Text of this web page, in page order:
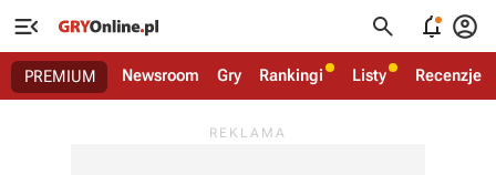
   
PREMIUM Newsroom Gry Rankingi Listy Recenzje